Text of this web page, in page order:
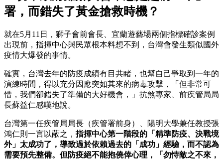
署，而錯失了黃金搶救時機？
就在5月11日，獅子會前會長、宜蘭遊藝場兩個指標確診案例
出現前，指揮中心與民眾根本料想不到，台灣會發生類似國外
疫情大爆發的事情。
確實，台灣去年的防疫成績有目共睹，也幫自己爭取到一年的
演練時間，得以充分因應突如其來的病毒攻擊，「但非常可
惜，我們卻錯失了準備的大好機會，」抗煞專家、前疾管局局
長蘇益仁感嘆地說。
台灣第一任疾管局局長（疾管署前身）、陽明大學兼任教授張
鴻仁則一言以蔽之，指揮中心第一階段的「精準防疫、決戰境
外」太成功了，導致過於依賴過去的「成功」經驗，而不認為
需要預先整備。但防疫絕不能抱僥倖心理，「勿恃敵之不來，